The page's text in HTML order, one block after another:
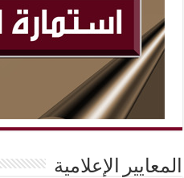
المعايير الإعلامية